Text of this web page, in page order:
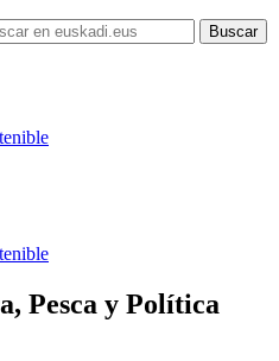
Pesca y Política